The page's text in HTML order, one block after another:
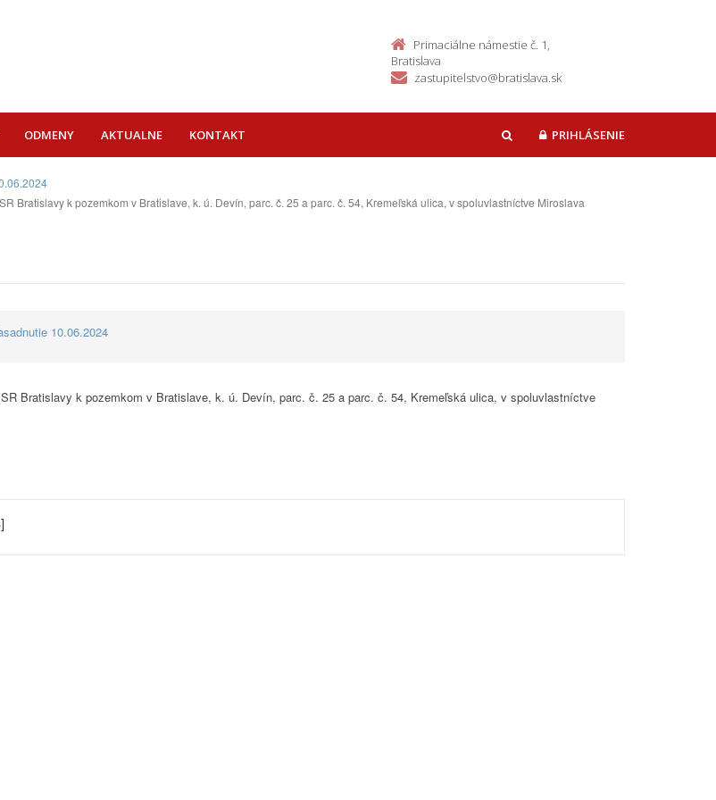
Primaciálne námestie č. 1,
Bratislava
zastupitelstvo@bratislava.sk
ODMENY AKTUALNE KONTAKT HĽADAŤPRIHLÁSENIE
Bratislavy k pozemkom v Bratislave, k. ú. Devín, parc. č. 25 a parc. č. 54, Kremeľská ulica, v spoluvlastníctve Miroslava
10.06.2024
Bratislavy k pozemkom v Bratislave, k. ú. Devín, parc. č. 25 a parc. č. 54, Kremeľská ulica, v spoluvlastníctve